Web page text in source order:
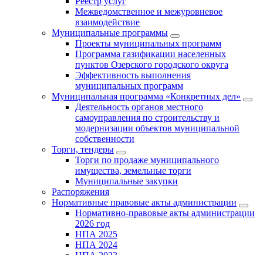
Межведомственное и межуровневое
взаимодействие
Муниципальные программы
Проекты муниципальных программ
Программа газификации населенных
пунктов Озерского городского округа
Эффективность выполнения
муниципальных программ
Муниципальная программа «Конкретных дел»
Деятельность органов местного
самоуправления по строительству и
модернизации объектов муниципальной
собственности
Торги, тендеры
Торги по продаже муниципального
имущества, земельные торги
Муниципальные закупки
Распоряжения
Нормативные правовые акты администрации
Нормативно-правовые акты администрации
2026 год
НПА 2025
НПА 2024